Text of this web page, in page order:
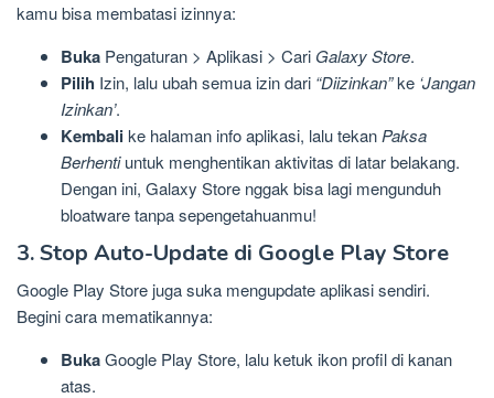
kamu bisa membatasi izinnya:
Buka Pengaturan > Aplikasi > Cari Galaxy Store.
Pilih Izin, lalu ubah semua izin dari “Diizinkan”ke ‘Jangan
Izinkan’.
Kembalike halaman info aplikasi, lalu tekan Paksa
Berhentiuntuk menghentikan aktivitas di latar belakang.
Dengan ini, Galaxy Store nggak bisa lagi mengunduh
bloatware tanpa sepengetahuanmu!
3. Stop Auto-Update di Google Play Store
Google Play Store juga suka mengupdate aplikasi sendiri.
Begini cara mematikannya:
BukaGoogle Play Store, lalu ketuk ikon profil di kanan
atas.